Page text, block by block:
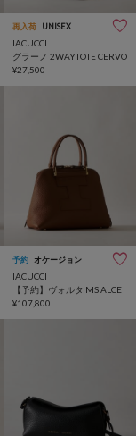
再入荷 UNISEX
IACUCCI
グラーノ 2WAYTOTE CERVO
¥27,500
予約 オケージョン
IACUCCI
【予約】ヴォルタ MS ALCE
¥107,800